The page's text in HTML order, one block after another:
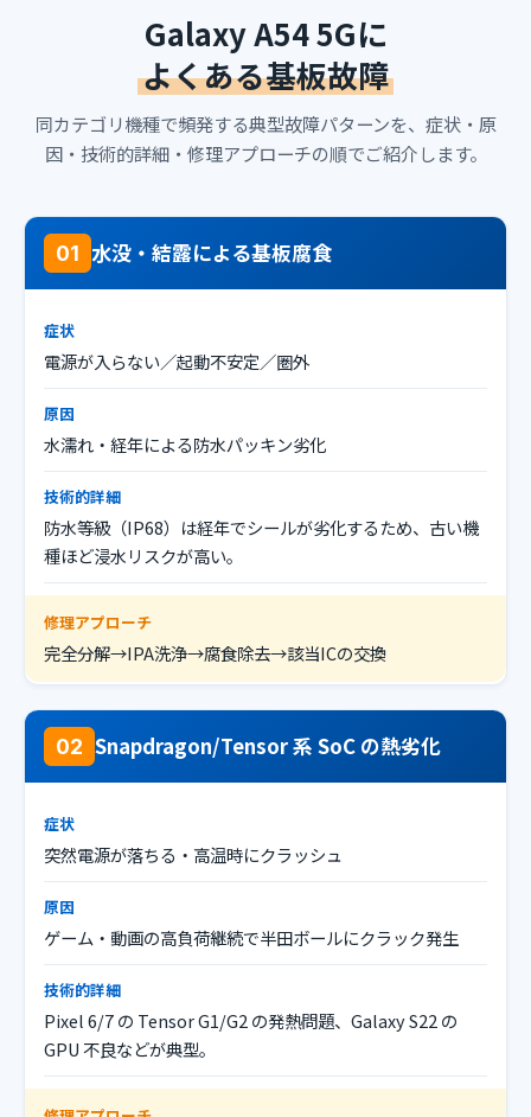
Galaxy A54 5Gに
よくある基板故障
同カテゴリ機種で頻発する典型故障パターンを、症状・原
因・技術的詳細・修理アプローチの順でご紹介します。
01 水没・結露による基板腐食
症状
電源が入らない／起動不安定／圏外
原因
水濡れ・経年による防水パッキン劣化
技術的詳細
防水等級（IP68）は経年でシールが劣化するため、古い機
種ほど浸水リスクが高い。
修理アプローチ
完全分解→IPA洗浄→腐食除去→該当ICの交換
02 Snapdragon/Tensor 系 SoC の熱劣化
症状
突然電源が落ちる・高温時にクラッシュ
原因
ゲーム・動画の高負荷継続で半田ボールにクラック発生
技術的詳細
Pixel 6/7 の Tensor G1/G2 の発熱問題、Galaxy S22 の
GPU 不良などが典型。